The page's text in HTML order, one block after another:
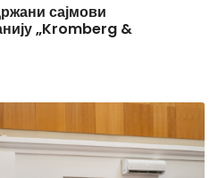
сајмови
„Kromberg &